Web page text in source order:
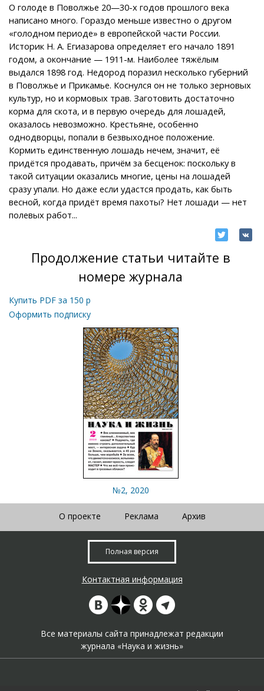
О голоде в Поволжье 20—30-х годов прошлого века
написано много. Гораздо меньше известно о другом
«голодном периоде» в европейской части России.
Историк Н. А. Егиазарова определяет его начало 1891
годом, а окончание — 1911-м. Наиболее тяжёлым
выдался 1898 год. Недород поразил несколько губерний
в Поволжье и Прикамье. Коснулся он не только зерновых
культур, но и кормовых трав. Заготовить достаточно
корма для скота, и в первую очередь для лошадей,
оказалось невозможно. Крестьяне, особенно
однодворцы, попали в безвыходное положение.
Кормить единственную лошадь нечем, значит, её
придётся продавать, причём за бесценок: поскольку в
такой ситуации оказались многие, цены на лошадей
сразу упали. Но даже если удастся продать, как быть
весной, когда придёт время пахоты? Нет лошади — нет
полевых работ...
Продолжение статьи читайте в
номере журнала
Купить PDF за 150 р
Оформить подписку
№2, 2020
О проекте Реклама Архив
Полная версия
Контактная информация
Все материалы сайта принадлежат редакции
журнала «Наука и жизнь»